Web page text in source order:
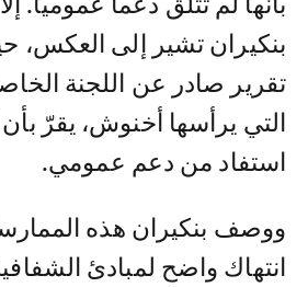
بأنها لم تتلق دعما عموميا.
بنكيران تشير إلى
تقرير صادر عن اللجنة
التي يرأسها أخنوش، يقرّ
استفاد من دعم عمومي.
ووصف بنكيران هذه
انتهاك واضح لمبادئ